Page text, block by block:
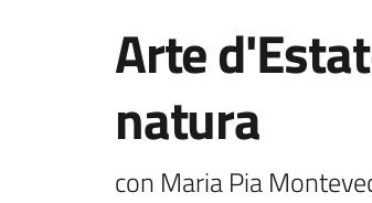
Arte
natura
con Maria Pia